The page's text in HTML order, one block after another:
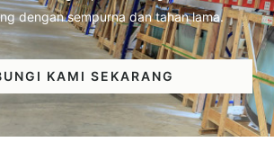
dengan sempurna dan tahan lama.
KAMI SEKARANG